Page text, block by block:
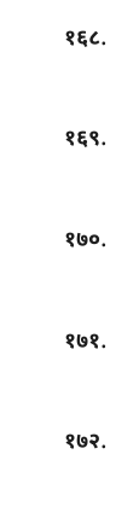
१६८.
१६९.
१७०.
१७१.
१७२.